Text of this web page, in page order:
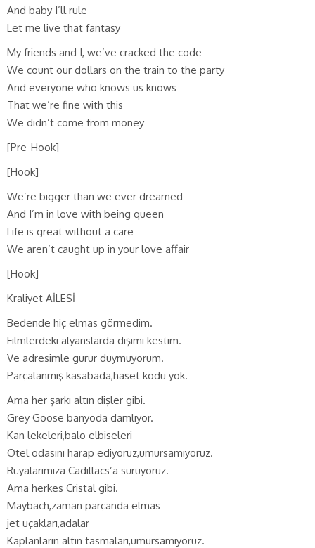
And baby I’ll rule
Let me live that fantasy
My friends and I, we’ve cracked the code
We count our dollars on the train to the party
And everyone who knows us knows
That we’re fine with this
We didn’t come from money
[Pre-Hook]
[Hook]
We’re bigger than we ever dreamed
And I’m in love with being queen
Life is great without a care
We aren’t caught up in your love affair
[Hook]
Kraliyet AİLESİ
Bedende hiç elmas görmedim.
Filmlerdeki alyanslarda dişimi kestim.
Ve adresimle gurur duymuyorum.
Parçalanmış kasabada,haset kodu yok.
Ama her şarkı altın dişler gibi.
Grey Goose banyoda damlıyor.
Kan lekeleri,balo elbiseleri
Otel odasını harap ediyoruz,umursamıyoruz.
Rüyalarımıza Cadillacs’a sürüyoruz.
Ama herkes Cristal gibi.
Maybach,zaman parçanda elmas
jet uçakları,adalar
Kaplanların altın tasmaları,umursamıyoruz.